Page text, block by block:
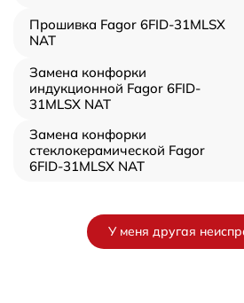
Прошивка Fagor 6FID-31MLSX
NAT
Замена конфорки
индукционной Fagor 6FID-
31MLSX NAT
Замена конфорки
стеклокерамической Fagor
6FID-31MLSX NAT
У меня другая